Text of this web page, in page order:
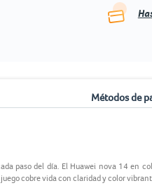
Métodos de
paso del día. El Huawei nova 14 en
cobre vida con claridad y color